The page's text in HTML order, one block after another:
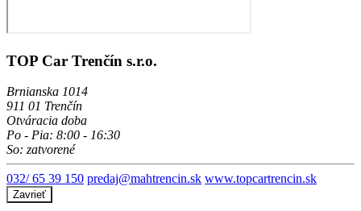
TOP Car Trenčín s.r.o.
Brnianska 1014
911 01 Trenčín
Otváracia doba
Po - Pia: 8:00 - 16:30
So: zatvorené
032/ 65 39 150 predaj@mahtrencin.sk www.topcartrencin.sk
Zavrieť